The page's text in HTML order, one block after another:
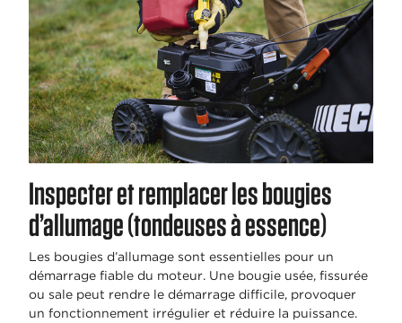
Inspecter et remplacer les bougies
d’allumage (tondeuses à essence)
Les bougies d’allumage sont essentielles pour un
démarrage fiable du moteur. Une bougie usée, fissurée
ou sale peut rendre le démarrage difficile, provoquer
un fonctionnement irrégulier et réduire la puissance.